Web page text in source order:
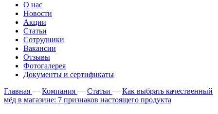
О нас
Новости
Акции
Статьи
Сотрудники
Вакансии
Отзывы
Фотогалерея
Документы и сертификаты
Главная — Компания — Статьи — Как выбрать качественный
мёд в магазине: 7 признаков настоящего продукта